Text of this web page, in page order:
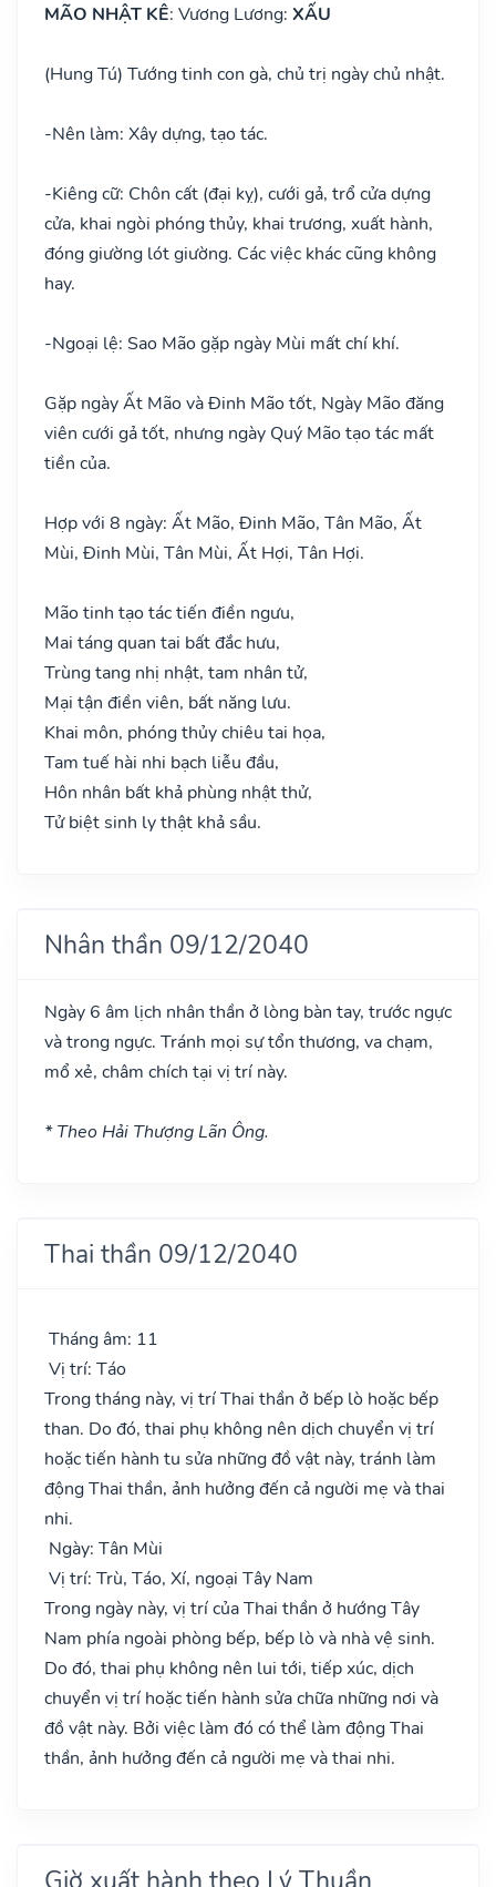
MÃO NHẬT KÊ: Vương Lương: XẤU
(Hung Tú) Tướng tinh con gà, chủ trị ngày chủ nhật.
-Nên làm: Xây dựng, tạo tác.
-Kiêng cữ: Chôn cất (đại kỵ), cưới gả, trổ cửa dựng
cửa, khai ngòi phóng thủy, khai trương, xuất hành,
đóng giường lót giường. Các việc khác cũng không
hay.
-Ngoại lệ: Sao Mão gặp ngày Mùi mất chí khí.
Gặp ngày Ất Mão và Đinh Mão tốt, Ngày Mão đăng
viên cưới gả tốt, nhưng ngày Quý Mão tạo tác mất
tiền của.
Hợp với 8 ngày: Ất Mão, Đinh Mão, Tân Mão, Ất
Mùi, Đinh Mùi, Tân Mùi, Ất Hợi, Tân Hợi.
Mão tinh tạo tác tiến điền ngưu,
Mai táng quan tai bất đắc hưu,
Trùng tang nhị nhật, tam nhân tử,
Mại tận điền viên, bất năng lưu.
Khai môn, phóng thủy chiêu tai họa,
Tam tuế hài nhi bạch liễu đầu,
Hôn nhân bất khả phùng nhật thử,
Tử biệt sinh ly thật khả sầu.
Nhân thần 09/12/2040
Ngày 6 âm lịch nhân thần ở lòng bàn tay, trước ngực
và trong ngực. Tránh mọi sự tổn thương, va chạm,
mổ xẻ, châm chích tại vị trí này.
* Theo Hải Thượng Lãn Ông.
Thai thần 09/12/2040
Tháng âm: 11
Vị trí: Táo
Trong tháng này, vị trí Thai thần ở bếp lò hoặc bếp
than. Do đó, thai phụ không nên dịch chuyển vị trí
hoặc tiến hành tu sửa những đồ vật này, tránh làm
động Thai thần, ảnh hưởng đến cả người mẹ và thai
nhi.
Ngày: Tân Mùi
Vị trí: Trù, Táo, Xí, ngoại Tây Nam
Trong ngày này, vị trí của Thai thần ở hướng Tây
Nam phía ngoài phòng bếp, bếp lò và nhà vệ sinh.
Do đó, thai phụ không nên lui tới, tiếp xúc, dịch
chuyển vị trí hoặc tiến hành sửa chữa những nơi và
đồ vật này. Bởi việc làm đó có thể làm động Thai
thần, ảnh hưởng đến cả người mẹ và thai nhi.